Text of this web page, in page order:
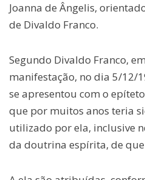
Joanna de Ângelis,
de Divaldo Franco.
Segundo Divaldo Franco,
manifestação, no dia 5/12/
se apresentou com o
que por muitos anos teria
utilizado por ela, inclusive
da doutrina espírita, de